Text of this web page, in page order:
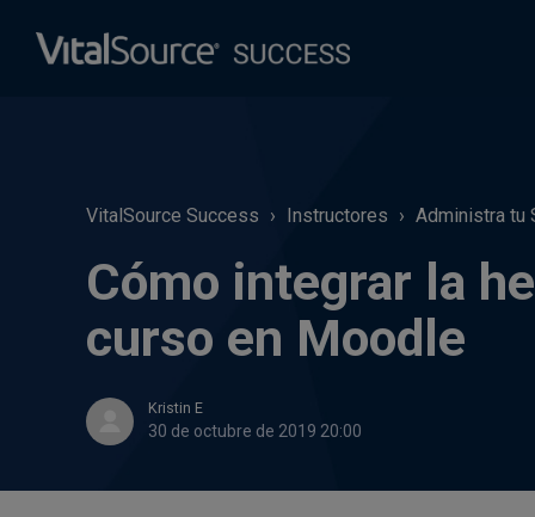
VitalSource Success Instructores Administra tu
Cómo integrar la
curso en Moodle
Kristin E
30 de octubre de 2019 20:00